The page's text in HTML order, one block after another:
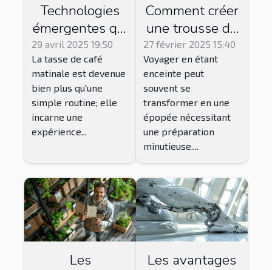
Technologies
émergentes qui
transforment
l'expérience du
café
29 avril 2025 19:50
La tasse de café
matinale est devenue
bien plus qu'une
simple routine; elle
incarne une
expérience...
Comment créer
une trousse de
secours idéale
pour les futures
mamans en
voyage
27 février 2025 15:40
Voyager en étant
enceinte peut
souvent se
transformer en une
épopée nécessitant
une préparation
minutieuse....
Les
Les avantages